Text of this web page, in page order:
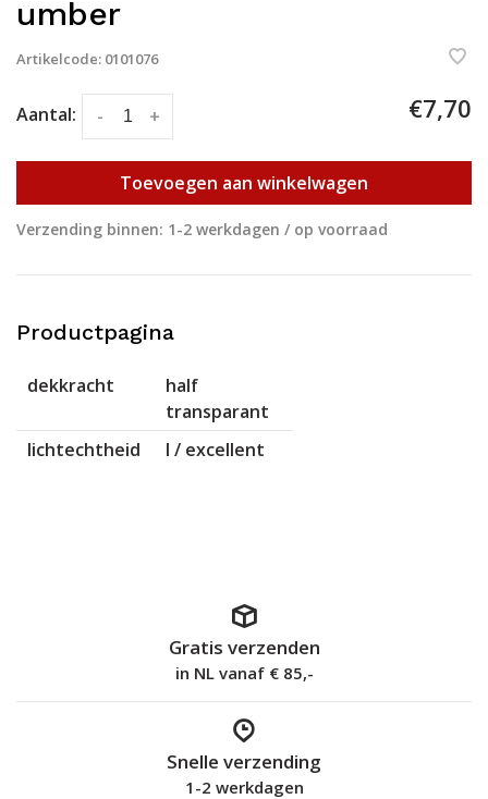
umber
Artikelcode: 0101076
Aantal: +
- €7,70
Toevoegen aan winkelwagen
Verzending binnen: 1-2 werkdagen / op voorraad
Productpagina
dekkracht
half
transparant
lichtechtheid
I / excellent
Gratis verzenden
in NL vanaf € 85,-
Snelle verzending
1-2 werkdagen